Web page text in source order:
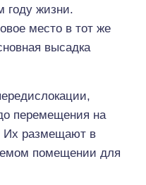
году жизни.
место в тот же
высадка
перемещения на
Их размещают в
помещении для